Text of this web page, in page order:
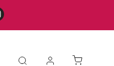
Hračky s kožešinou